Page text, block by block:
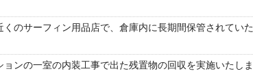
のサーフィン用品店で、倉庫内に長期間保管されていた
ンの一室の内装工事で出た残置物の回収を実施いたしま